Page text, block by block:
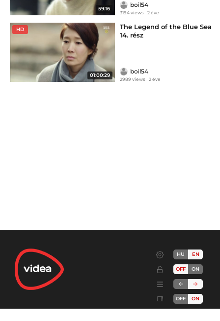
59:16
boil54
3194 views 2 éve
HD
01:00:29
The Legend of the Blue Sea
14. rész
boil54
2989 views 2 éve
HU EN
OFF ON
OFF ON